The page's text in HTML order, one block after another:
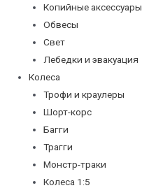
Копийные аксессуары
Обвесы
Свет
Лебедки и эвакуация
Колеса
Трофи и краулеры
Шорт-корс
Багги
Трагги
Монстр-траки
Колеса 1:5